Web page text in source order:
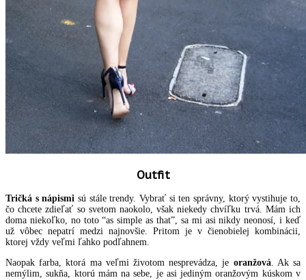
Outfit
Tričká s nápismi sú stále trendy. Vybrať si ten správny, ktorý vystihuje to,
čo chcete zdieľať so svetom naokolo, však niekedy chvíľku trvá. Mám ich
doma niekoľko, no toto “as simple as that”, sa mi asi nikdy neonosí, i keď
už vôbec nepatrí medzi najnovšie. Pritom je v čienobielej kombinácii,
ktorej vždy veľmi ľahko podľahnem.
Naopak farba, ktorá ma veľmi životom nesprevádza, je oranžová. Ak sa
nemýlim, sukňa, ktorú mám na sebe, je asi jediným oranžovým kúskom v